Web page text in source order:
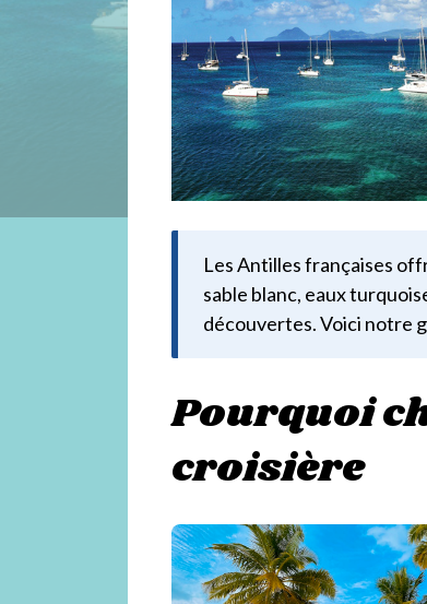
o
Les Antilles françaises
sable blanc, eaux
découvertes. Voici notre
Pourquoi
croisière